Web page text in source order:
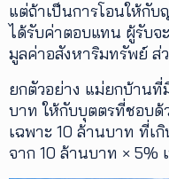
แต่ถ้าเป็นการโอนให้กั
ได้รับค่าตอบแทน ผู้รับจ
มูลค่าอสังหาริมทรัพย์ ส่
ยกตัวอย่าง แม่ยกบ้านที่
บาท ให้กับบุตตรที่ชอบด้
เฉพาะ 10 ล้านบาท ที่เ
จาก 10 ล้านบาท × 5%